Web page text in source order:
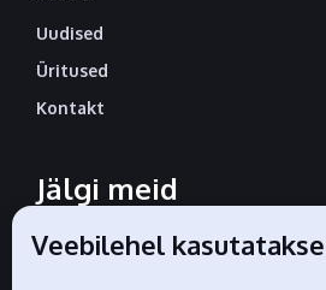
Uudised
Üritused
Kontakt
Jälgi meid
sotsiaalmeedias
Veebilehel